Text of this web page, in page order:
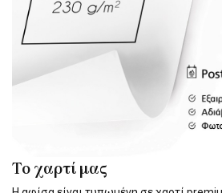
Το χαρτί μας